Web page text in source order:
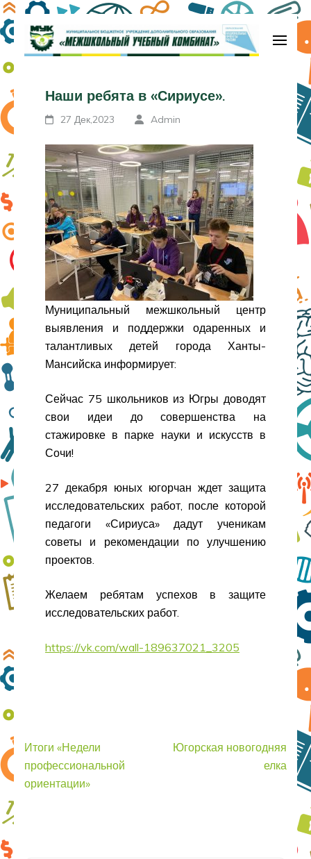
Перейти
к
содержимому
Enter)комбинат»
Наши ребята в «Сириусе».
27 Дек,2023 Admin
Муниципальный межшкольный центр
выявления и поддержки одаренных и
талантливых детей города Ханты-
Мансийска информирует:
Сейчас 75 школьников из Югры доводят
свои идеи до совершенства на
стажировке в парке науки и искусств в
Сочи!
27 декабря юных югорчан ждет защита
исследовательских работ, после которой
педагоги «Сириуса» дадут ученикам
советы и рекомендации по улучшению
проектов.
Желаем ребятам успехов в защите
исследовательских работ.
https://vk.com/wall-189637021_3205
Навигация
по
записям
Итоги «Недели
профессиональной
ориентации»
Югорская новогодняя
елка